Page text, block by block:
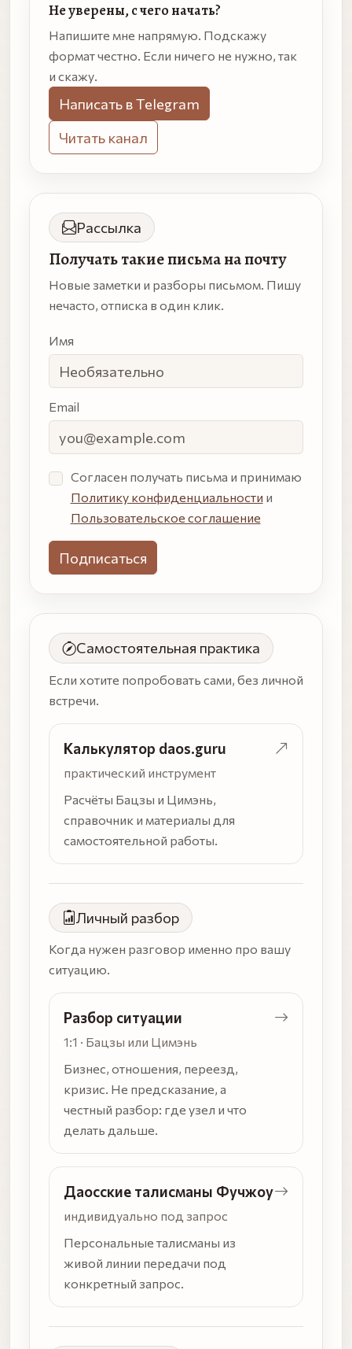
Не уверены, с чего начать?
Напишите мне напрямую. Подскажу
формат честно. Если ничего не нужно, так
и скажу.
Написать в Telegram
Читать канал
Рассылка
Получать такие письма на почту
Новые заметки и разборы письмом. Пишу
нечасто, отписка в один клик.
Имя
Email
Согласен получать письма и принимаю
Политику конфиденциальности и
Пользовательское соглашение
Самостоятельная практика
Если хотите попробовать сами, без личной
встречи.
Калькулятор daos.guru
практический инструмент
Расчёты Бацзы и Цимэнь,
справочник и материалы для
самостоятельной работы.
Личный разбор
Когда нужен разговор именно про вашу
ситуацию.
Разбор ситуации
1:1 · Бацзы или Цимэнь
Бизнес, отношения, переезд,
кризис. Не предсказание, а
честный разбор: где узел и что
делать дальше.
Даосские талисманы Фучжоу
индивидуально под запрос
Персональные талисманы из
живой линии передачи под
конкретный запрос.